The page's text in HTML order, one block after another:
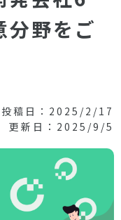
分野をご
投稿日：2025/2/17
更新日：2025/9/5